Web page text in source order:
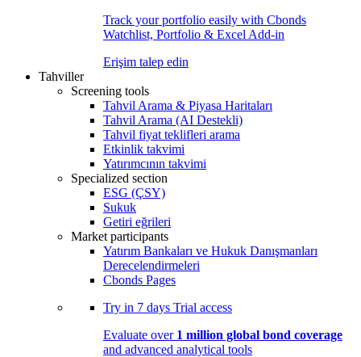
Track your portfolio easily with Cbonds
Watchlist, Portfolio & Excel Add-in
Erişim talep edin
Tahviller
Screening tools
Tahvil Arama & Piyasa Haritaları
Tahvil Arama (AI Destekli)
Tahvil fiyat teklifleri arama
Etkinlik takvimi
Yatırımcının takvimi
Specialized section
ESG (ÇSY)
Sukuk
Getiri eğrileri
Market participants
Yatırım Bankaları ve Hukuk Danışmanları
Derecelendirmeleri
Cbonds Pages
Try in 7 days Trial access
Evaluate over 1 million global bond coverage
and advanced analytical tools